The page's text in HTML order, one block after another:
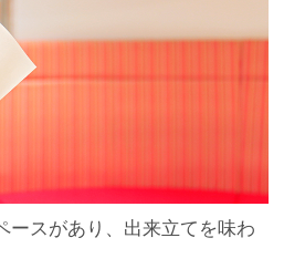
ースがあり、出来立てを味わ